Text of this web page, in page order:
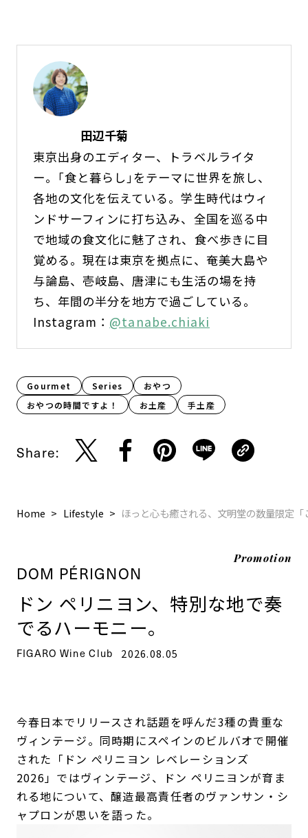
田辺千菊
東京出身のエディター、トラベルライタ
ー。｢食と暮らし｣をテーマに世界を旅し、
各地の文化を伝えている。学生時代はウィ
ンドサーフィンに打ち込み、全国を巡る中
で地域の食文化に魅了され、食べ歩きに目
覚める。現在は東京を拠点に、奄美大島や
与論島、壱岐島、唐津にも生活の場を持
ち、年間の半分を地方で過ごしている。
Instagram： @tanabe.chiaki
Gourmet Series
おやつ
おやつの時間ですよ！
お土産 手土産
Share:
Home Lifestyle ほっと心も癒される、文明堂の数量限定
Promotion
DOM PÉRIGNON
ドン ペリニヨン、特別な地で奏
でるハーモニー。
FIGARO Wine Club 2026.08.05
今春日本でリリースされ話題を呼んだ3種の貴重な
ヴィンテージ。同時期にスペインのビルバオで開催
された「ドン ぺリニヨン レベレーションズ
2026」ではヴィンテージ、ドン ペリニヨンが育ま
れる地について、醸造最高責任者のヴァンサン・シ
ャプロンが思いを語った。